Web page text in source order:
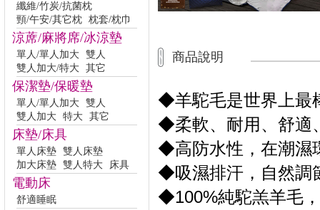
纖維/竹炭/抗菌枕
頸/午安/其它枕 枕套/枕巾
涼蓆/麻將席/冰涼墊
單人/單人加大 雙人
雙人加大/特大 其它
保潔墊/保暖墊
單人/單人加大 雙人
雙人加大 特大 其它
床墊/床具
單人床墊 雙人床墊
加大床墊 雙人特大 床具
電動床
舒適睡眠
商品說明
◆羊駝毛是世界上最
◆柔軟、耐用、舒適
◆高防水性，在潮濕
◆吸濕排汗，自然調
◆100%純駝羔羊毛